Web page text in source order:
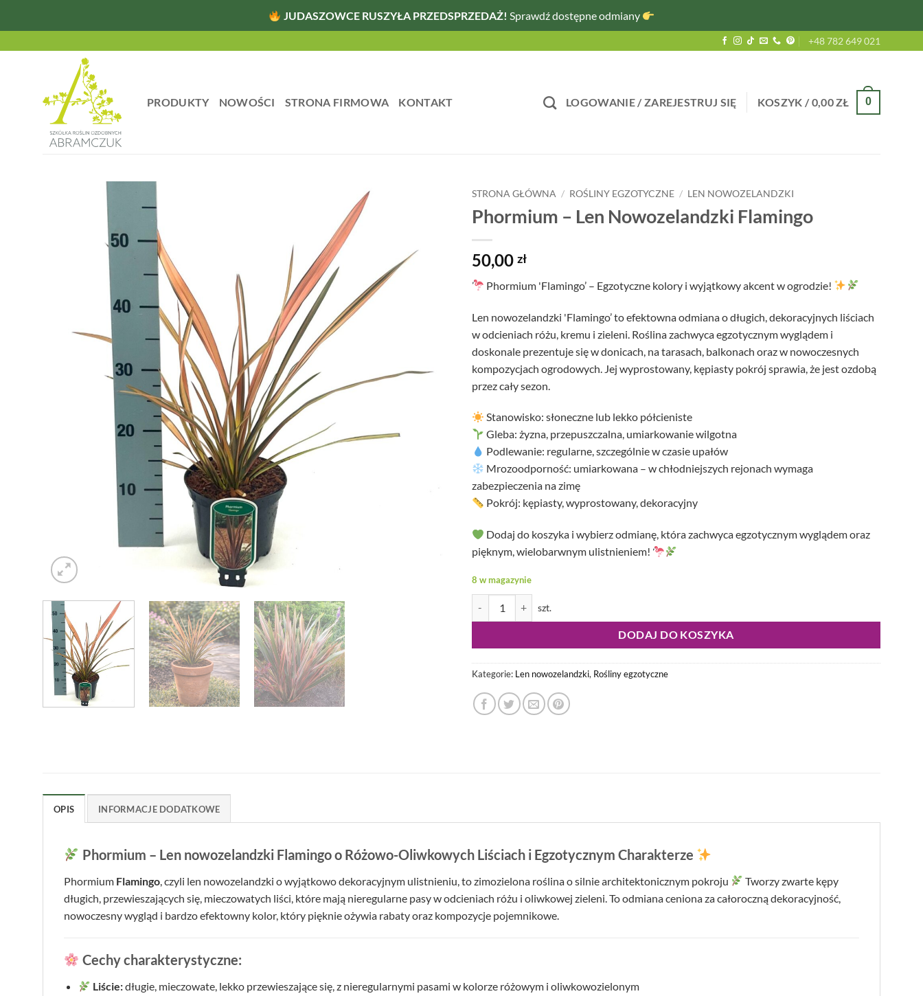
JUDASZOWCE RUSZYŁA PRZEDSPRZEDAŻ! Sprawdź dostępne odmiany
+48 782 649 021
PRODUKTY NOWOŚCI STRONA FIRMOWA KONTAKT LOGOWANIE / ZAREJESTRUJ SIĘ KOSZYK /0,00ZŁ 0
STRONA GŁÓWNA / ROŚLINY EGZOTYCZNE / LEN NOWOZELANDZKI
Phormium – Len Nowozelandzki Flamingo
50,00 zł
Phormium 'Flamingo’ – Egzotyczne kolory i wyjątkowy akcent w ogrodzie!
Len nowozelandzki 'Flamingo’ to efektowna odmiana o długich, dekoracyjnych liściach
w odcieniach różu, kremu i zieleni. Roślina zachwyca egzotycznym wyglądem i
doskonale prezentuje się w donicach, na tarasach, balkonach oraz w nowoczesnych
kompozycjach ogrodowych. Jej wyprostowany, kępiasty pokrój sprawia, że jest ozdobą
przez cały sezon.
Stanowisko: słoneczne lub lekko półcieniste
Gleba: żyzna, przepuszczalna, umiarkowanie wilgotna
Podlewanie: regularne, szczególnie w czasie upałów
Mrozoodporność: umiarkowana – w chłodniejszych rejonach wymaga
zabezpieczenia na zimę
Pokrój: kępiasty, wyprostowany, dekoracyjny
Dodaj do koszyka i wybierz odmianę, która zachwyca egzotycznym wyglądem oraz
pięknym, wielobarwnym ulistnieniem!
8 w magazynie
DODAJ DO KOSZYKA
Kategorie: Len nowozelandzki, Rośliny egzotyczne
OPIS INFORMACJE DODATKOWE
Phormium – Len nowozelandzki Flamingo o Różowo-Oliwkowych Liściach i Egzotycznym Charakterze
Phormium Flamingo , czyli len nowozelandzki o wyjątkowo dekoracyjnym ulistnieniu, to zimozielona roślina o silnie architektonicznym pokroju
Tworzy zwarte kępy
długich, przewieszających się, mieczowatych liści, które mają nieregularne pasy w odcieniach różu i oliwkowej zieleni. To odmiana ceniona za całoroczną dekoracyjność,
nowoczesny wygląd i bardzo efektowny kolor, który pięknie ożywia rabaty oraz kompozycje pojemnikowe.
Cechy charakterystyczne:
Liście:długie, mieczowate, lekko przewieszające się, z nieregularnymi pasami w kolorze różowym i oliwkowozielonym